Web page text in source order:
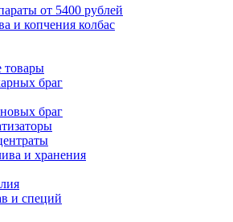
от 5400 рублей
и копчения колбас
товары
браг
браг
и хранения
и специй